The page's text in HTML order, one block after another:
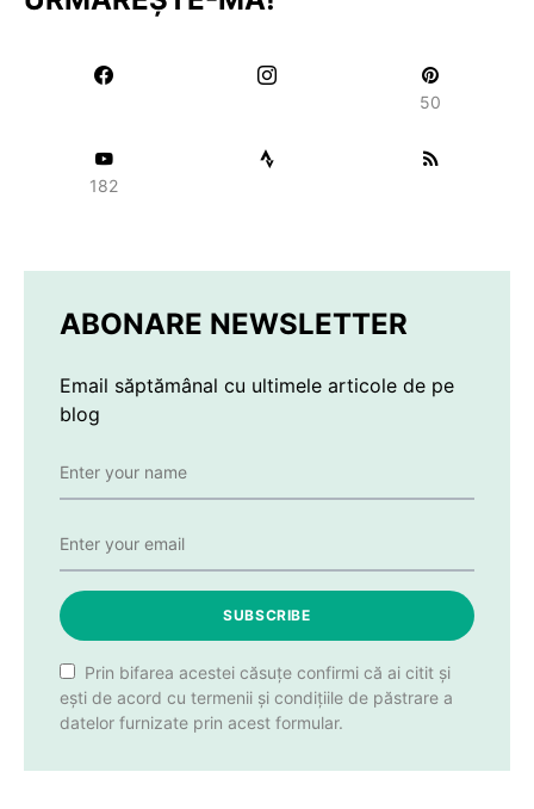
50
182
ABONARE NEWSLETTER
Email săptămânal cu ultimele articole de pe
blog
SUBSCRIBE
Prin bifarea acestei căsuțe confirmi că ai citit și
ești de acord cu termenii și condițiile de păstrare a
datelor furnizate prin acest formular.